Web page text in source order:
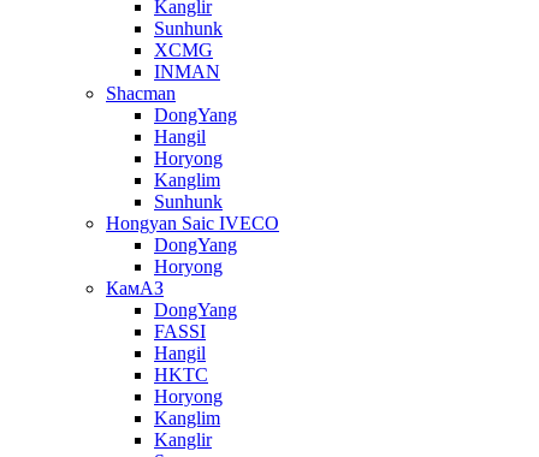
Kanglir
Sunhunk
XCMG
INMAN
Shacman
DongYang
Hangil
Horyong
Kanglim
Sunhunk
Hongyan Saic IVECO
DongYang
Horyong
КамАЗ
DongYang
FASSI
Hangil
HKTC
Horyong
Kanglim
Kanglir